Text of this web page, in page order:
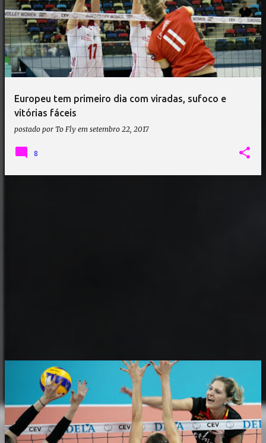
Europeu tem primeiro dia com viradas, sufoco e
vitórias fáceis
postado por To Fly em setembro 22, 2017
8